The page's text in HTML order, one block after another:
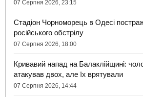
07 Серпня 2026, 23:15
Стадіон Чорноморець в Одесі
російського обстрілу
07 Серпня 2026, 18:00
Кривавий напад на Балаклійщині:
атакував двох, але їх врятували
07 Серпня 2026, 14:44